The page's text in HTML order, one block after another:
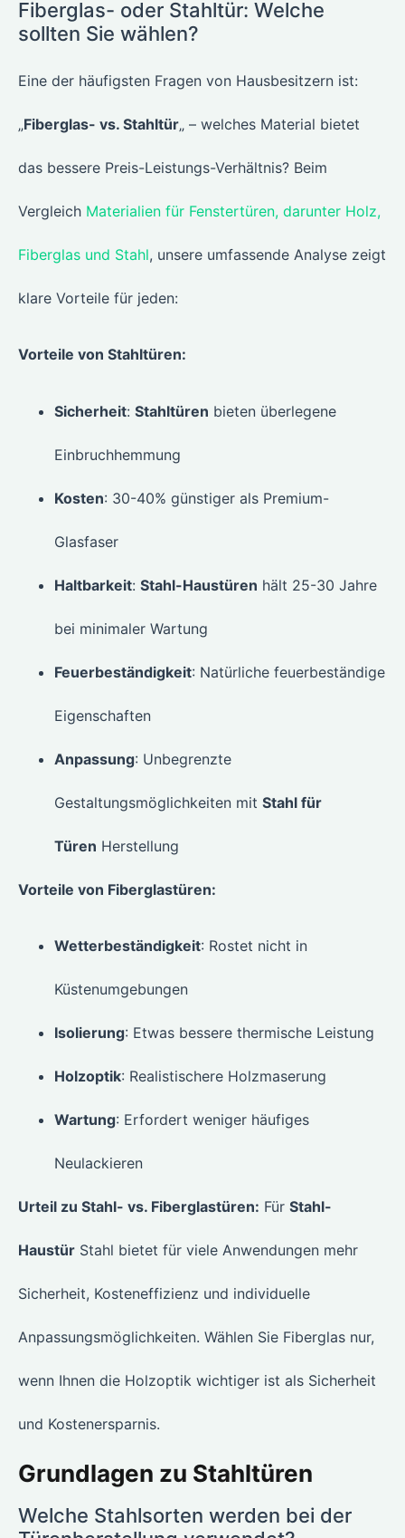
Fiberglas- oder Stahltür: Welche
sollten Sie wählen?
Eine der häufigsten Fragen von Hausbesitzern ist:
„Fiberglas- vs. Stahltür„ – welches Material bietet
das bessere Preis-Leistungs-Verhältnis? Beim
Vergleich Materialien für Fenstertüren, darunter Holz,
Fiberglas und Stahl, unsere umfassende Analyse zeigt
klare Vorteile für jeden:
Vorteile von Stahltüren:
Sicherheit: Stahltüren bieten überlegene
Einbruchhemmung
Kosten: 30-40% günstiger als Premium-
Glasfaser
Haltbarkeit: Stahl-Haustüren hält 25-30 Jahre
bei minimaler Wartung
Feuerbeständigkeit: Natürliche feuerbeständige
Eigenschaften
Anpassung: Unbegrenzte
Gestaltungsmöglichkeiten mit Stahl für
Türen Herstellung
Vorteile von Fiberglastüren:
Wetterbeständigkeit: Rostet nicht in
Küstenumgebungen
Isolierung: Etwas bessere thermische Leistung
Holzoptik: Realistischere Holzmaserung
Wartung: Erfordert weniger häufiges
Neulackieren
Urteil zu Stahl- vs. Fiberglastüren: Für Stahl-
Haustür Stahl bietet für viele Anwendungen mehr
Sicherheit, Kosteneffizienz und individuelle
Anpassungsmöglichkeiten. Wählen Sie Fiberglas nur,
wenn Ihnen die Holzoptik wichtiger ist als Sicherheit
und Kostenersparnis.
Grundlagen zu Stahltüren
Welche Stahlsorten werden bei der